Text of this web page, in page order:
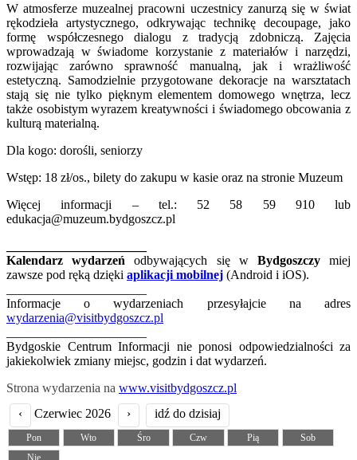
W atmosferze muzealnej pracowni uczestnicy zanurzą się w świat
rękodzieła artystycznego, odkrywając technikę decoupage, jako
formę współczesnego dialogu z tradycją zdobniczą. Zajęcia
wprowadzają w świadome korzystanie z materiałów i narzędzi,
rozwijając zarówno sprawność manualną, jak i wrażliwość
estetyczną. Samodzielnie przygotowane dekoracje na warsztatach
stają się nie tylko pięknym elementem domowego wnętrza, lecz
także osobistym wyrazem kreatywności i świadomego obcowania z
kulturą materialną.
Dla kogo: dorośli, seniorzy
Wstęp: 18 zł/os., bilety do zakupu w kasie oraz na stronie Muzeum
Więcej informacji – tel.: 52 58 59 910 lub
edukacja@muzeum.bydgoszcz.pl
Kalendarz wydarzeń odbywających się w Bydgoszczymiej
zawsze pod ręką dzięki aplikacji mobilnej (Android i iOS).
Informacje o wydarzeniach przesyłajcie na adres
wydarzenia@visitbydgoszcz.pl
Bydgoskie Centrum Informacji nie ponosi odpowiedzialności za
jakiekolwiek zmiany miejsc, godzin i dat wydarzeń.
Strona wydarzenia na www.visitbydgoszcz.pl
‹
Czerwiec 2026 › idź do dzisiaj
Pon Wto Śro Czw Pią
Sob